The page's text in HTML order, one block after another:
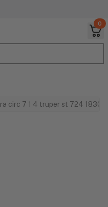
0
circ 7 1 4 truper st 724 18300